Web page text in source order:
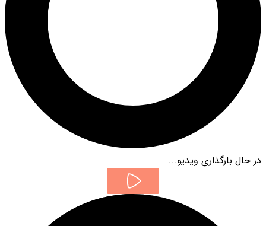
در حال بارگذاری ویدیو...